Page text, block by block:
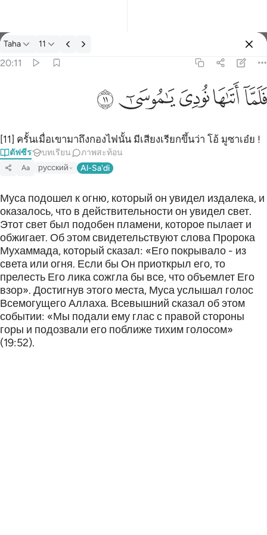
ตัฟซีร: Taha 20:11
Taha 11
20:11
فَلَمَّآ أَتَىٰهَا نُودِىَ يَـٰمُوسَىٰٓ ١١
ﲵﲶﲷﲸﲹ
[11] ครั้นเมื่อเขามาถึงกองไฟนั้น มีเสียงเรียกขึ้นว่า โอ้ มูซาเอ๋ย !
ตัฟซีร บทเรียน ภาพสะท้อน
Aa русский Al-Sa'di
Муса подошел к огню, который он увидел издалека, и
оказалось, что в действительности он увидел свет.
Этот свет был подобен пламени, которое пылает и
обжигает. Об этом свидетельствуют слова Пророка
Мухаммада, который сказал: «Его покрывало - из
света или огня. Если бы Он приоткрыл его, то
прелесть Его лика сожгла бы все, что объемлет Его
взор». Достигнув этого места, Муса услышал голос
Всемогущего Аллаха. Всевышний сказал об этом
событии: «Мы подали ему глас с правой стороны
горы и подозвали его поближе тихим голосом»
(19:52).